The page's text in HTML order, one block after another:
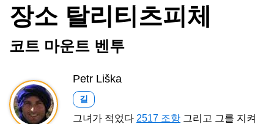
장소 탈리티츠피체
코트 마운트 벤투
Petr Liška
길
그녀가 적었다 2517 조항 그리고 그를 지켜